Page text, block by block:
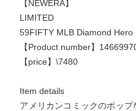
【NEWERA】
LIMITED
59FIFTY MLB Diamond Hero
【Product number】
【price】\7480
Item details
アメリカンコミックのポッ